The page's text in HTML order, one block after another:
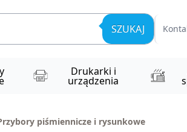
SZUKAJ
Drukarki i
urządzenia
piśmiennicze i rysunkowe